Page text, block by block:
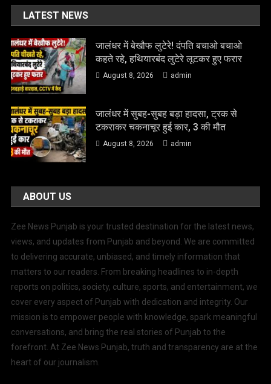
LATEST NEWS
जालंधर में बेखौफ लुटेरे! दंपति बचाओ बचाओ
कहते रहे, हथियारबंद लुटेरे लूटकर हुए फरार
August 8, 2026 admin
जालंधर में सुबह-सुबह बड़ा हादसा, ट्रक से
टकराकर चकनाचूर हुई कार, 3 की मौत
August 8, 2026 admin
ABOUT US
Zee News Punjab is your trusted destination for the latest news,
views, and updates from Punjab and beyond. We are committed
to delivering accurate, unbiased, and timely information that
matters to our readers. From breaking headlines to in-depth
reports on politics, society, culture, sports, and entertainment, we
cover every aspect of Punjab with dedication and integrity. Our
mission is to empower people with knowledge, spark meaningful
conversations, and bring the real stories of Punjab to the
forefront. At Zee News Punjab, truth and transparency are at the
heart of our journalism.